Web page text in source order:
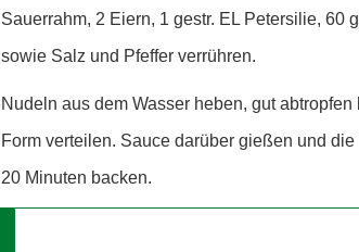
Sauerrahm, 2 Eiern, 1 gestr. EL Petersilie, 60
sowie Salz und Pfeffer verrühren.
Nudeln aus dem Wasser heben, gut
Form verteilen. Sauce darüber gießen und
20 Minuten backen.